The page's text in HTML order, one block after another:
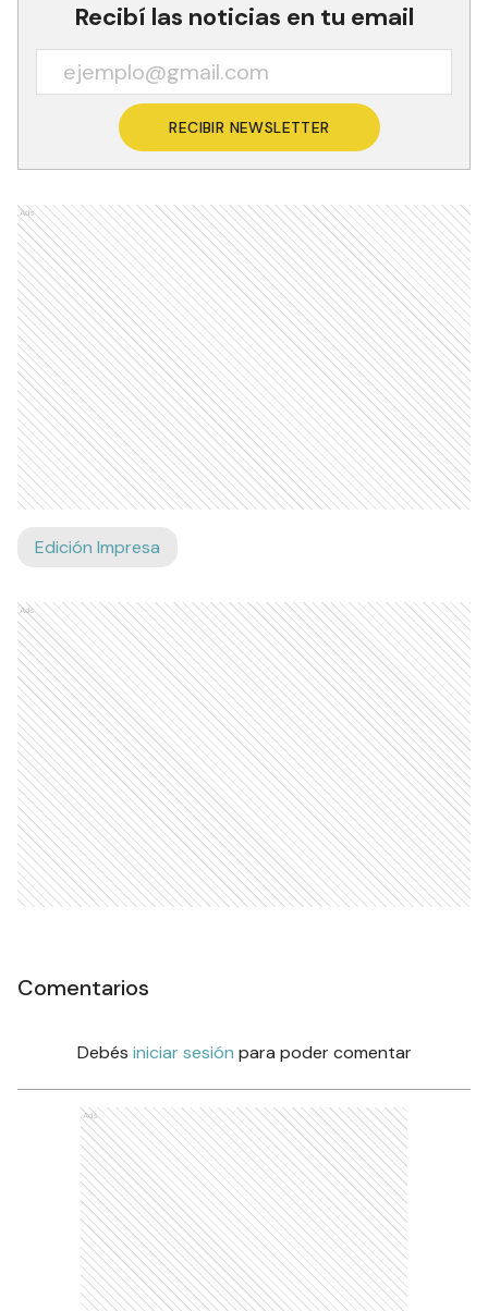
Recibí las noticias en tu email
RECIBIR NEWSLETTER
Ads
Edición Impresa
Ads
Comentarios
Debés iniciar sesión para poder comentar
Ads